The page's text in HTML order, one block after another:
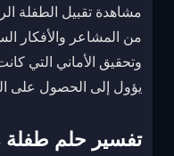
مشاهدة تقبيل الطفلة
من المشاعر والأفكار
وتحقيق الأماني التي
يؤول إلى الحصول على
تفسير حلم طفلة